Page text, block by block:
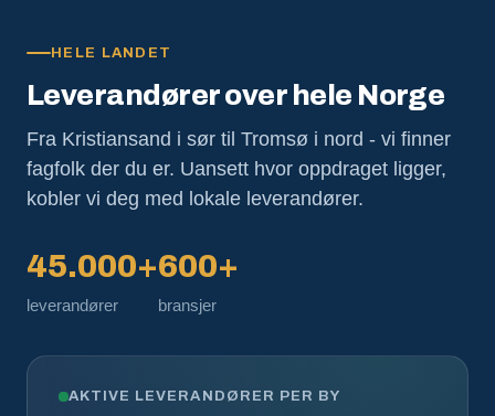
HELE LANDET
Leverandører over hele Norge
Fra Kristiansand i sør til Tromsø i nord - vi finner
fagfolk der du er. Uansett hvor oppdraget ligger,
kobler vi deg med lokale leverandører.
45.000+
leverandører
600+
bransjer
AKTIVE LEVERANDØRER PER BY